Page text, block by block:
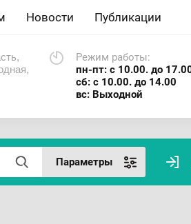
Новости Публикации
Режим работы:
пн-пт: с 10.00. до
сб: с 10.00. до 14.00
вс: Выходной
Параметры